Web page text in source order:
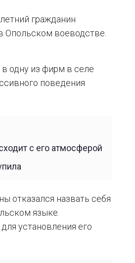
гражданин
Опольском воеводстве.
в одну из фирм в селе
поведения
с его атмосферой
отказался назвать себя
языке.
установления его